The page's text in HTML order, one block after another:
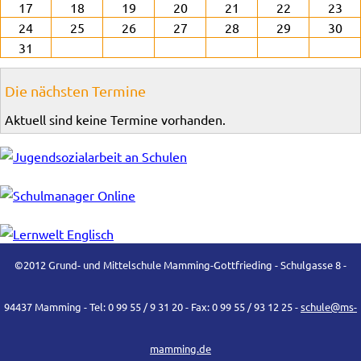
17
18 19 20 21 22
23
24
25 26 27 28 29
30
31
Die nächsten Termine
Aktuell sind keine Termine vorhanden.
©2012 Grund- und Mittelschule Mamming-Gottfrieding - Schulgasse 8 -
94437 Mamming - Tel: 0 99 55 / 9 31 20 - Fax: 0 99 55 / 93 12 25 -schule@ms-
mamming.de